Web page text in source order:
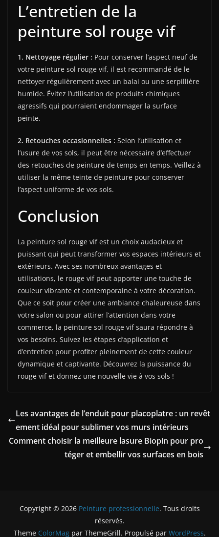
L’entretien de la
peinture sol rouge vif
1. Nettoyage régulier : Pour conserver l’aspect neuf de
votre peinture sol rouge vif, il est recommandé de le
nettoyer régulièrement avec un balai ou une serpillière
humide. Évitez l’utilisation de produits chimiques
agressifs qui pourraient endommager la surface
peinte.
2. Retouches occasionnelles : Selon l’utilisation et
l’usure de vos sols, il peut être nécessaire d’effectuer
des retouches de peinture de temps en temps. Veillez à
utiliser la même teinte de peinture pour conserver
l’aspect uniforme de vos sols.
Conclusion
La peinture sol rouge vif est un choix audacieux et
puissant qui peut transformer vos espaces intérieurs et
extérieurs. Avec ses nombreux avantages et
utilisations, le rouge vif peut apporter une touche de
couleur vibrante et contemporaine à votre décoration.
Que ce soit pour créer une ambiance chaleureuse dans
votre salon ou pour attirer l’attention dans votre
commerce, la peinture sol rouge vif saura répondre à
vos besoins. Suivez les étapes d’application et
d’entretien pour profiter pleinement de cette couleur
dynamique et captivante. Découvrez la puissance du
rouge vif et donnez une nouvelle vie à vos sols !
Les avantages de l’enduit pour placoplatre : un revêt
ement idéal pour sublimer vos murs intérieurs
Comment choisir la meilleure lasure Biopin pour pro
téger et embellir vos surfaces en bois
Copyright © 2026 Peinture professionnelle. Tous droits
réservés.
Theme ColorMagpar ThemeGrill. Propulsé par WordPress.